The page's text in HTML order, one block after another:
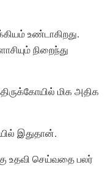
உண்டாகிறது.
நிறைந்து
மிக அதிக
இதுதான்.
உதவி செய்வதை பலர்